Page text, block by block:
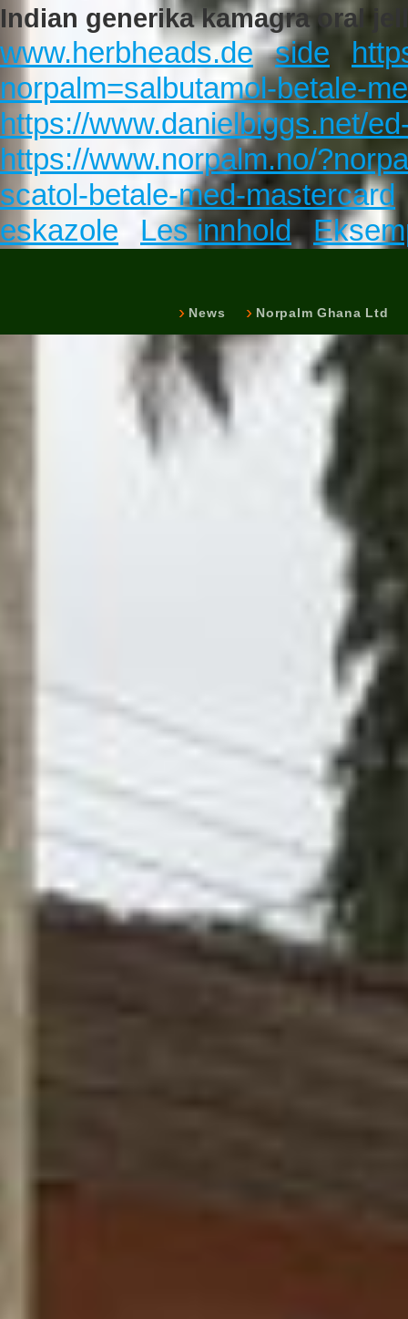
Indian generika kamagra oral
www.herbheads.de side
norpalm=salbutamol-betale-
https://www.danielbiggs.net/
https://www.norpalm.no/
scatol-betale-med-mastercard
eskazole
Les innhold
News Norpalm Ghana Ltd